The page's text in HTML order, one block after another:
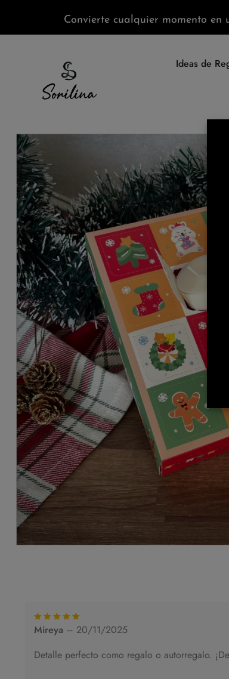
Convierte cualquier momento
Ideas de
Rated out of 5
Mireya – 20/11/2025
Detalle perfecto como regalo o autorregalo.